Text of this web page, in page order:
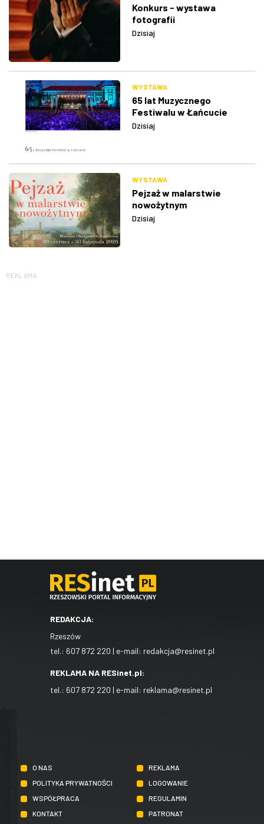
Konkurs - wystawa
fotografii
Dzisiaj
WYSTAWA
65 lat Muzycznego
Festiwalu w Łańcucie
Dzisiaj
WYSTAWA
Pejzaż w malarstwie
nowożytnym
Dzisiaj
REKLAMA
REDAKCJA:
Rzeszów
tel.: 607 872 220 | e-mail: redakcja@resinet.pl
REKLAMA NA RESinet.pl:
tel.: 607 872 220 | e-mail: reklama@resinet.pl
O NAS
REKLAMA
POLITYKA PRYWATNOŚCI
LOGOWANIE
WSPÓŁPRACA
REGULAMIN
KONTAKT
PATRONAT